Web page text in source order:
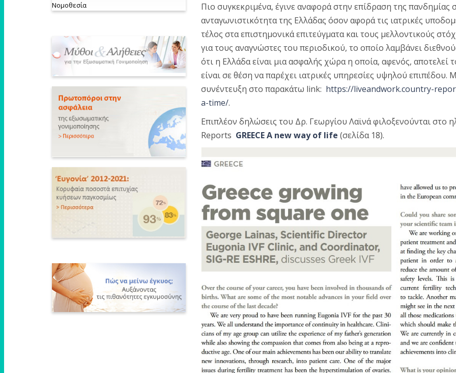
Νομοθεσία
Πιο συγκεκριμένα, έγινε αναφορά στην επίδραση της πανδημίας
ανταγωνιστικότητα της Ελλάδας όσον αφορά τις ιατρικές
τέλος στα επιστημονικά επιτεύγματα και τους μελλοντικούς
για τους αναγνώστες του περιοδικού, το οποίο λαμβάνει
ότι η Ελλάδα είναι μια ασφαλής χώρα η οποία, αφενός, αποτελεί
είναι σε θέση να παρέχει ιατρικές υπηρεσίες υψηλού
συνέντευξη στο παρακάτω link: https://liveandwork.country-
a-time/.
Επιπλέον δηλώσεις του Δρ. Γεωργίου Λαϊνά φιλοξενούνται στο
Reports GREECE A new way of life (σελίδα 18).